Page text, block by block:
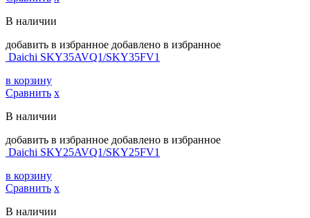
В наличии
добавить в избранное добавлено в избранное
Daichi SKY35AVQ1/SKY35FV1
в корзину
Сравнить х
В наличии
добавить в избранное добавлено в избранное
Daichi SKY25AVQ1/SKY25FV1
в корзину
Сравнить х
В наличии